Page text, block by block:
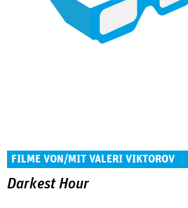
FILME VON/MIT VALERI VIKTOROV
Darkest Hour